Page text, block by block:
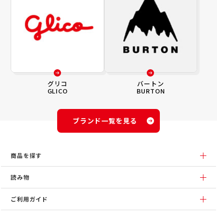
グリコ
GLICO
バートン
BURTON
ブランド一覧を見る
商品を探す
読み物
ご利用ガイド